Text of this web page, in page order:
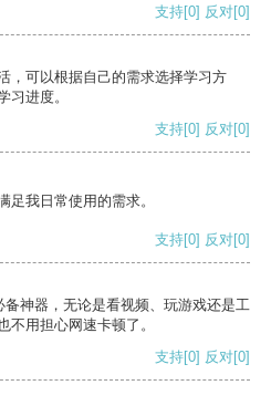
支持[0] 反对[0]
，可以根据自己的需求选择学习方
习进度。
支持[0] 反对[0]
足我日常使用的需求。
支持[0] 反对[0]
神器，无论是看视频、玩游戏还是工
不用担心网速卡顿了。
支持[0] 反对[0]